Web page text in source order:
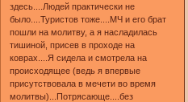
здесь....Людей практически не
было....Туристов тоже....МЧ и его брат
пошли на молитву, а я насладилась
тишиной, присев в проходе на
коврах....Я сидела и смотрела на
происходящее (ведь я впервые
присутствовала в мечети во время
молитвы)...Потрясающе....без